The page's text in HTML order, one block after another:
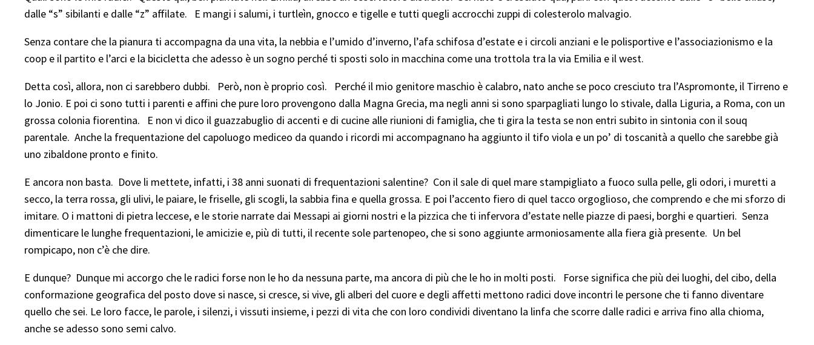
dalle “s” sibilanti e dalle “z” affilate. E mangi i salumi, i turtleìn, gnocco e tigelle e tutti quegli accrocchi zuppi di colesterolo malvagio.
Senza contare che la pianura ti accompagna da una vita, la nebbia e l’umido d’inverno, l’afa schifosa d’estate e i circoli anziani e le polisportive e l’associazionismo e la
coop e il partito e l’arci e la bicicletta che adesso è un sogno perché ti sposti solo in macchina come una trottola tra la via Emilia e il west.
Detta così, allora, non ci sarebbero dubbi. Però, non è proprio così. Perché il mio genitore maschio è calabro, nato anche se poco cresciuto tra l’Aspromonte, il Tirreno e
lo Jonio. E poi ci sono tutti i parenti e affini che pure loro provengono dalla Magna Grecia, ma negli anni si sono sparpagliati lungo lo stivale, dalla Liguria, a Roma, con un
grossa colonia fiorentina. E non vi dico il guazzabuglio di accenti e di cucine alle riunioni di famiglia, che ti gira la testa se non entri subito in sintonia con il souq
parentale. Anche la frequentazione del capoluogo mediceo da quando i ricordi mi accompagnano ha aggiunto il tifo viola e un po’ di toscanità a quello che sarebbe già
uno zibaldone pronto e finito.
E ancora non basta. Dove li mettete, infatti, i 38 anni suonati di frequentazioni salentine? Con il sale di quel mare stampigliato a fuoco sulla pelle, gli odori, i muretti a
secco, la terra rossa, gli ulivi, le paiare, le friselle, gli scogli, la sabbia fina e quella grossa. E poi l’accento fiero di quel tacco orgoglioso, che comprendo e che mi sforzo di
imitare. O i mattoni di pietra leccese, e le storie narrate dai Messapi ai giorni nostri e la pizzica che ti infervora d’estate nelle piazze di paesi, borghi e quartieri. Senza
dimenticare le lunghe frequentazioni, le amicizie e, più di tutti, il recente sole partenopeo, che si sono aggiunte armoniosamente alla fiera già presente. Un bel
rompicapo, non c’è che dire.
E dunque? Dunque mi accorgo che le radici forse non le ho da nessuna parte, ma ancora di più che le ho in molti posti. Forse significa che più dei luoghi, del cibo, della
conformazione geografica del posto dove si nasce, si cresce, si vive, gli alberi del cuore e degli affetti mettono radici dove incontri le persone che ti fanno diventare
quello che sei. Le loro facce, le parole, i silenzi, i vissuti insieme, i pezzi di vita che con loro condividi diventano la linfa che scorre dalle radici e arriva fino alla chioma,
anche se adesso sono semi calvo.